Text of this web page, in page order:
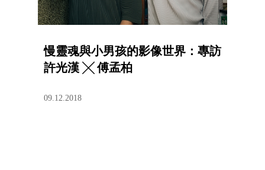
慢靈魂與小男孩的影像世界：專訪
許光漢 ╳ 傅孟柏
09.12.2018